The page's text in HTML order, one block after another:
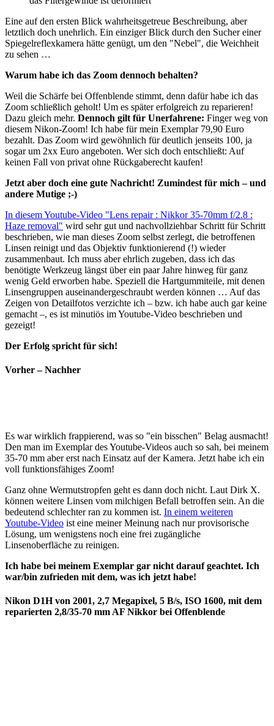
Eine auf den ersten Blick wahrheitsgetreue Beschreibung, aber
letztlich doch unehrlich. Ein einziger Blick durch den Sucher einer
Spiegelreflexkamera hätte genügt, um den "Nebel", die Weichheit
zu sehen …
Warum habe ich das Zoom dennoch behalten?
Weil die Schärfe bei Offenblende stimmt, denn dafür habe ich das
Zoom schließlich geholt! Um es später erfolgreich zu reparieren!
Dazu gleich mehr. Dennoch gilt für Unerfahrene: Finger weg von
diesem Nikon-Zoom! Ich habe für mein Exemplar 79,90 Euro
bezahlt. Das Zoom wird gewöhnlich für deutlich jenseits 100, ja
sogar um 2xx Euro angeboten. Wer sich doch entschließt: Auf
keinen Fall von privat ohne Rückgaberecht kaufen!
Jetzt aber doch eine gute Nachricht! Zumindest für mich – und
andere Mutige ;-)
In diesem Youtube-Video "Lens repair : Nikkor 35-70mm f/2.8 :
Haze removal" wird sehr gut und nachvollziehbar Schritt für Schritt
beschrieben, wie man dieses Zoom selbst zerlegt, die betroffenen
Linsen reinigt und das Objektiv funktionierend (!) wieder
zusammenbaut. Ich muss aber ehrlich zugeben, dass ich das
benötigte Werkzeug längst über ein paar Jahre hinweg für ganz
wenig Geld erworben habe. Speziell die Hartgummiteile, mit denen
Linsengruppen auseinandergeschraubt werden können … Auf das
Zeigen von Detailfotos verzichte ich – bzw. ich habe auch gar keine
gemacht –, es ist minutiös im Youtube-Video beschrieben und
gezeigt!
Der Erfolg spricht für sich!
Vorher – Nachher
Es war wirklich frappierend, was so "ein bisschen" Belag ausmacht!
Den man im Exemplar des Youtube-Videos auch so sah, bei meinem
35-70 mm aber erst nach Einsatz auf der Kamera. Jetzt habe ich ein
voll funktionsfähiges Zoom!
Ganz ohne Wermutstropfen geht es dann doch nicht. Laut Dirk X.
können weitere Linsen vom milchigen Befall betroffen sein. An die
bedeutend schlechter ran zu kommen ist. In einem weiteren
Youtube-Video ist eine meiner Meinung nach nur provisorische
Lösung, um wenigstens noch eine frei zugängliche
Linsenoberfläche zu reinigen.
Ich habe bei meinem Exemplar gar nicht darauf geachtet. Ich
war/bin zufrieden mit dem, was ich jetzt habe!
Nikon D1H von 2001, 2,7 Megapixel, 5 B/s, ISO 1600, mit dem
reparierten 2,8/35-70 mm AF Nikkor bei Offenblende